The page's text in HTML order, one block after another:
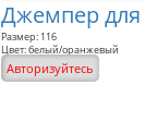
Джемпер
Размер: 116
Цвет: белый/оранжевый
Авторизуйтесь